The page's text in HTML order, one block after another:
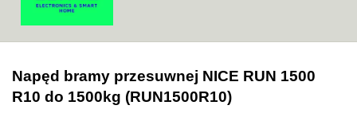
Napęd bramy przesuwnej NICE RUN 1500
R10 do 1500kg (RUN1500R10)